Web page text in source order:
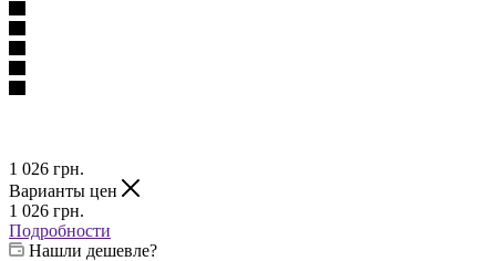
1 026 грн.
Варианты цен
1 026 грн.
Подробности
Нашли дешевле?